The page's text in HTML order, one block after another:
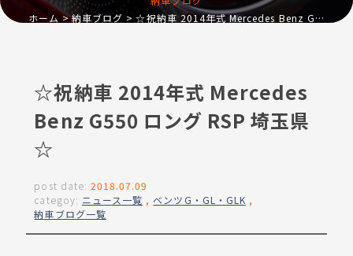
ホーム 納車ブログ ☆祝納車 2014年式 Mercedes Benz G550 ロング RSP 埼玉県☆
☆祝納車 2014年式 Mercedes
Benz G550 ロング RSP 埼玉県
☆
post date: 2018.07.09
categoy: ニュース一覧 , ベンツG・GL・GLK ,
納車ブログ一覧